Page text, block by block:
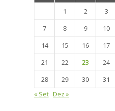
1
2 3
7
8 9 10
14
15 16 17
21
22 23 24
28
29 30
31
« Set Dez »